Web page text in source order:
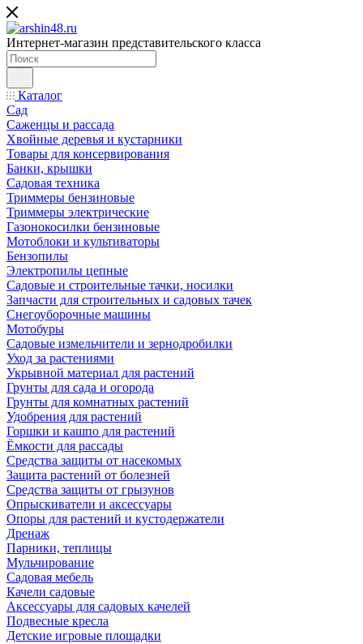
Интернет-магазин представительского класса
Каталог
Сад
Саженцы и рассада
Хвойные деревья и кустарники
Товары для консервирования
Банки, крышки
Садовая техника
Триммеры бензиновые
Триммеры электрические
Газонокосилки бензиновые
Мотоблоки и культиваторы
Бензопилы
Электропилы цепные
Садовые и строительные тачки, носилки
Запчасти для строительных и садовых тачек
Снегоуборочные машины
Мотобуры
Садовые измельчители и зернодробилки
Уход за растениями
Укрывной материал для растений
Грунты для сада и огорода
Грунты для комнатных растений
Удобрения для растений
Горшки и кашпо для растений
Ёмкости для рассады
Средства защиты от насекомых
Защита растений от болезней
Средства защиты от грызунов
Опрыскиватели и аксессуары
Опоры для растений и кустодержатели
Дренаж
Парники, теплицы
Мульчирование
Садовая мебель
Качели садовые
Аксессуары для садовых качелей
Подвесные кресла
Детские игровые площадки